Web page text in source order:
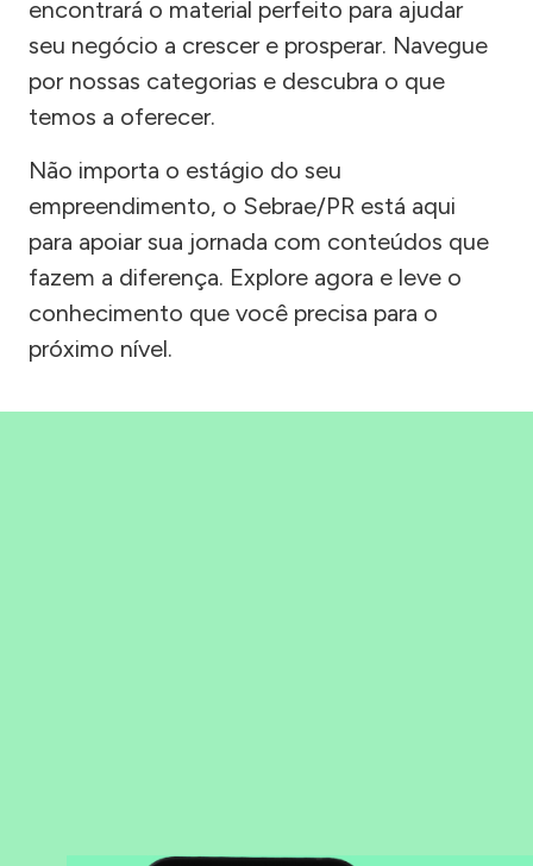
encontrará o material perfeito para ajudar
seu negócio a crescer e prosperar. Navegue
por nossas categorias e descubra o que
temos a oferecer.
Não importa o estágio do seu
empreendimento, o Sebrae/PR está aqui
para apoiar sua jornada com conteúdos que
fazem a diferença. Explore agora e leve o
conhecimento que você precisa para o
próximo nível.